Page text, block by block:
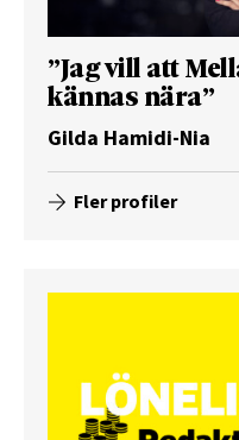
”Jag vill att
kännas nära”
Gilda Hamidi-Nia
Fler profiler